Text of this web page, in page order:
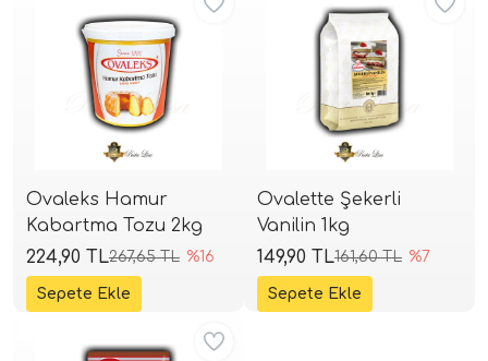
Ovaleks Hamur
Kabartma Tozu 2kg
267,65 TL %16
224,90 TL
Ovalette Şekerli
Vanilin 1kg
161,60 TL %7
149,90 TL